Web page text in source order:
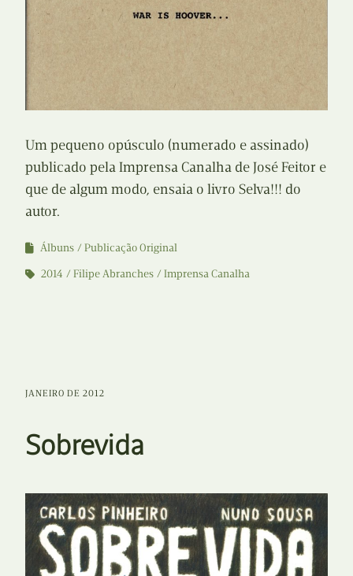
Um pequeno opúsculo (numerado e assinado)
publicado pela Imprensa Canalha de José Feitor e
que de algum modo, ensaia o livro Selva!!! do
autor.
Álbuns
Publicação Original
2014
Filipe Abranches Imprensa Canalha
JANEIRO DE 2012
Sobrevida